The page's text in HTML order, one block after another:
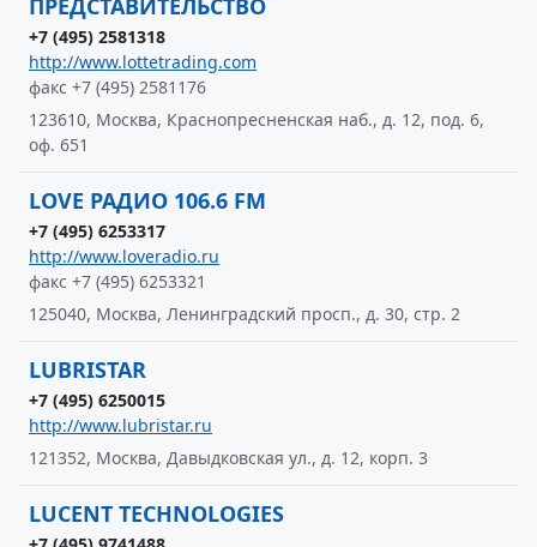
ПРЕДСТАВИТЕЛЬСТВО
+7 (495) 2581318
http://www.lottetrading.com
факс +7 (495) 2581176
123610, Москва, Краснопресненская наб., д. 12, под. 6,
оф. 651
LOVE РАДИО 106.6 FM
+7 (495) 6253317
http://www.loveradio.ru
факс +7 (495) 6253321
125040, Москва, Ленинградский просп., д. 30, стр. 2
LUBRISTAR
+7 (495) 6250015
http://www.lubristar.ru
121352, Москва, Давыдковская ул., д. 12, корп. 3
LUCENT TECHNOLOGIES